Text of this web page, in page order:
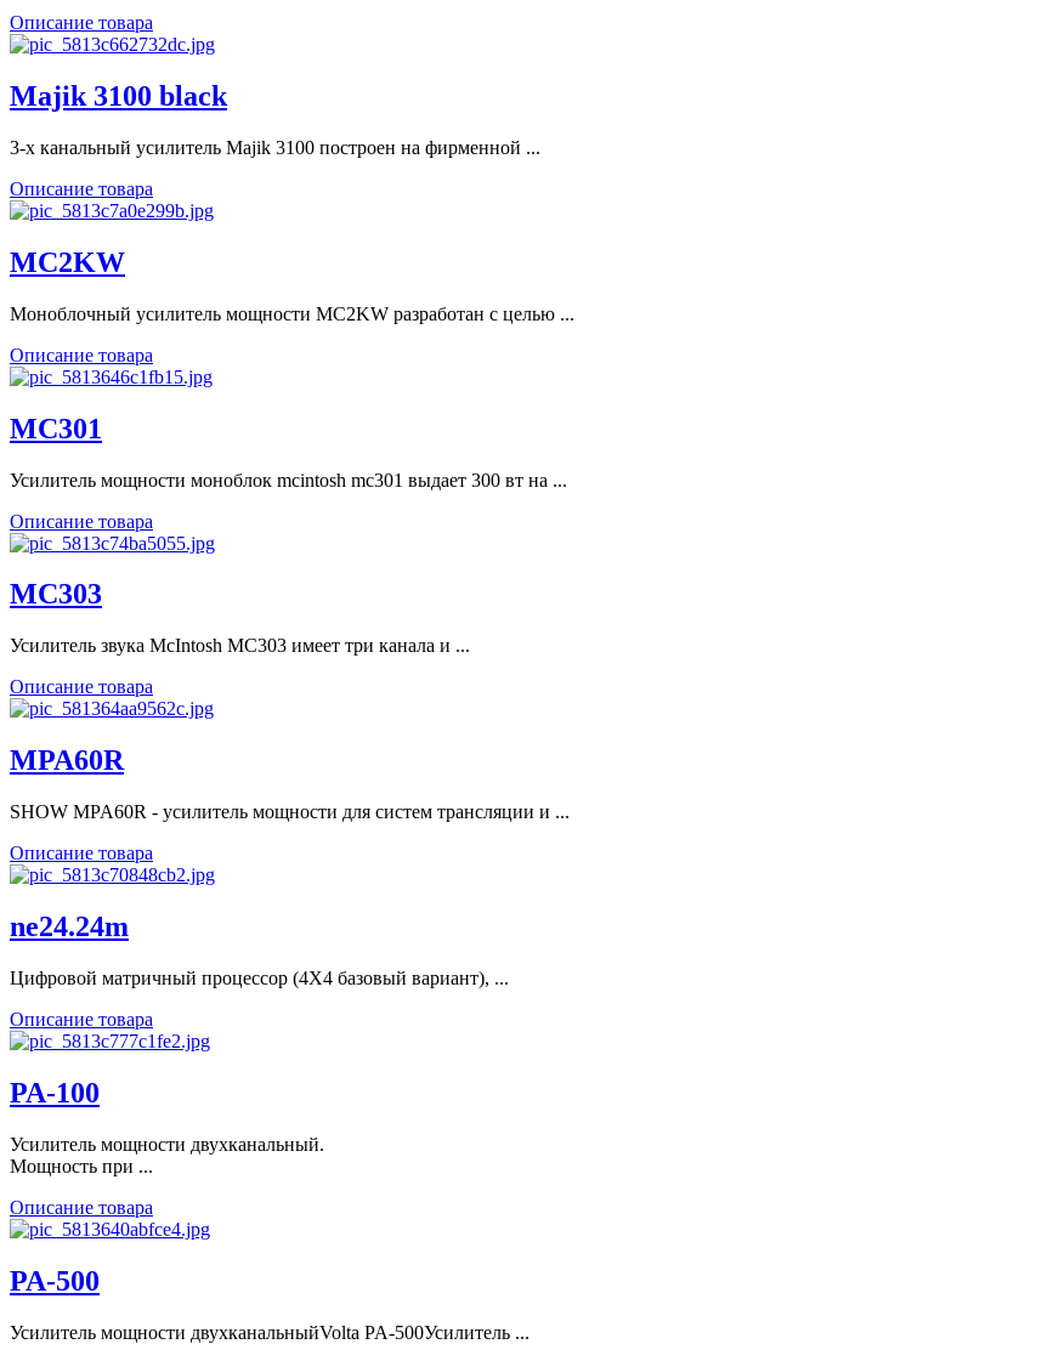
Описание товара
Majik 3100 black
3-х канальный усилитель Majik 3100 построен на фирменной ...
Описание товара
MC2KW
Моноблочный усилитель мощности MC2KW разработан с целью ...
Описание товара
MC301
Усилитель мощности моноблок mcintosh mc301 выдает 300 вт на ...
Описание товара
MC303
Усилитель звука McIntosh MC303 имеет три канала и ...
Описание товара
MPA60R
SHOW MPA60R - усилитель мощности для систем трансляции и ...
Описание товара
ne24.24m
Цифровой матричный процессор (4X4 базовый вариант), ...
Описание товара
PA-100
Усилитель мощности двухканальный.
Мощность при ...
Описание товара
PA-500
Усилитель мощности двухканальныйVolta PA-500Усилитель ...